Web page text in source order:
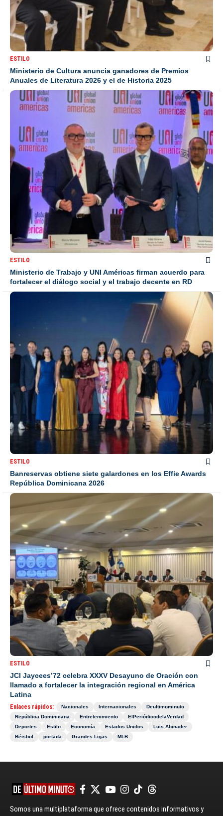
ESTILO
Ministerio de Cultura anuncia ganadores de Premios
Anuales de Literatura 2026 y el de Historia 2025
ESTILO
Ministerio de Trabajo y UNI Américas firman acuerdo para
fortalecer el diálogo social y el trabajo decente en RD
ESTILO
Banreservas obtiene siete galardones en los Effie Awards
República Dominicana 2026
ESTILO
JCI Jaycees’72 celebra XXXV Desayuno de Oración con
llamado a fortalecer la integración regional en América
Latina
Enlaces rápidos: Nacionales Internacionales
Deultimominuto
República Dominicana
Entretenimiento
ElPeriódicodelaVerdad
Deportes
Estilo Economía Estados Unidos
Luis Abinader
Béisbol
portada Grandes Ligas MLB
Somos una multiplataforma que ofrece contenidos informativos y